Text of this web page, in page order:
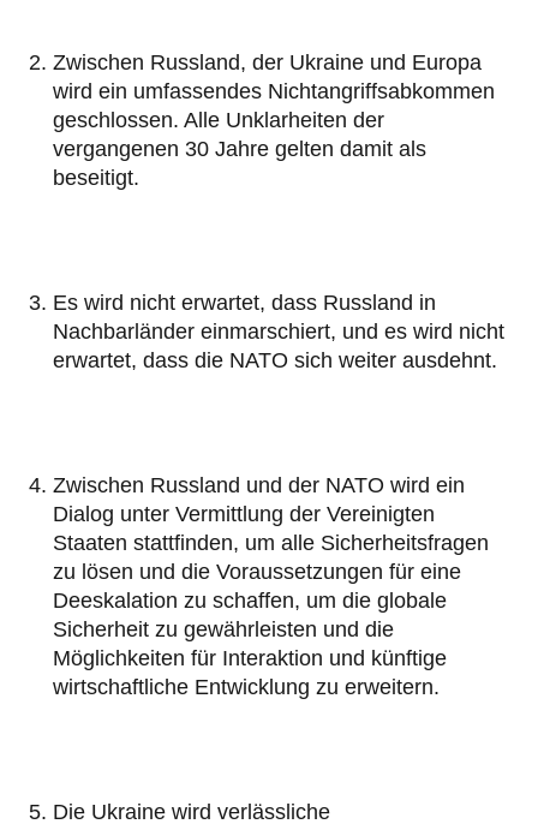
Zwischen Russland, der Ukraine und Europa
wird ein umfassendes Nichtangriffsabkommen
geschlossen. Alle Unklarheiten der
vergangenen 30 Jahre gelten damit als
beseitigt.
Es wird nicht erwartet, dass Russland in
Nachbarländer einmarschiert, und es wird nicht
erwartet, dass die NATO sich weiter ausdehnt.
Zwischen Russland und der NATO wird ein
Dialog unter Vermittlung der Vereinigten
Staaten stattfinden, um alle Sicherheitsfragen
zu lösen und die Voraussetzungen für eine
Deeskalation zu schaffen, um die globale
Sicherheit zu gewährleisten und die
Möglichkeiten für Interaktion und künftige
wirtschaftliche Entwicklung zu erweitern.
Die Ukraine wird verlässliche